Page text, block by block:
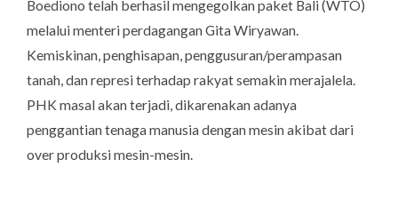
Boediono telah berhasil mengegolkan paket Bali (WTO)
melalui menteri perdagangan Gita Wiryawan.
Kemiskinan, penghisapan, penggusuran/perampasan
tanah, dan represi terhadap rakyat semakin merajalela.
PHK masal akan terjadi, dikarenakan adanya
penggantian tenaga manusia dengan mesin akibat dari
over produksi mesin-mesin.